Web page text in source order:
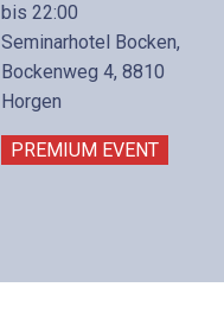
bis 22:00
Seminarhotel Bocken,
Bockenweg 4, 8810
Horgen
PREMIUM EVENT